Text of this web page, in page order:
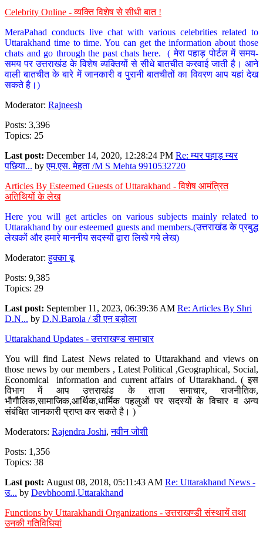
Celebrity Online - व्यक्ति विशेष से सीधी बात !
MeraPahad conducts live chat with various celebrities related to
Uttarakhand time to time. You can get the information about those
chats and go through the past chats here. ( मेरा पहाड़ पोर्टल में समय-
समय पर उत्तराखंड के विशेष व्यक्तियों से सीधे बातचीत करवाई जाती है। आने
वाली बातचीत के बारे में जानकारी व पुरानी बातचीतों का विवरण आप यहां देख
सकते है।)
Moderator: Rajneesh
Posts: 3,396
Topics: 25
Last post: December 14, 2020, 12:28:24 PM Re: म्यर पहाड़ म्यर
पछिया... byएम.एस. मेहता /M S Mehta 9910532720
Articles By Esteemed Guests of Uttarakhand - विशेष आमंत्रित
अतिथियों के लेख
Here you will get articles on various subjects mainly related to
Uttarakhand by our esteemed guests and members.(उत्तराखंड के प्रबुद्ध
लेखकों और हमारे माननीय सदस्यों द्वारा लिखे गये लेख)
Moderator:हुक्का बू
Posts: 9,385
Topics: 29
Last post: September 11, 2023, 06:39:36 AM Re: Articles By Shri
D.N... by D.N.Barola / डी एन बड़ोला
Uttarakhand Updates - उत्तराखण्ड समाचार
You will find Latest News related to Uttarakhand and views on
those news by our members , Latest Political ,Geographical, Social,
Economical information and current affairs of Uttarakhand. ( इस
विभाग में आप उत्तराखंड के ताजा समाचार, राजनीतिक,
भौगौलिक,सामाजिक,आर्थिक,धार्मिक पहलुओं पर सदस्यों के विचार व अन्य
संबंधित जानकारी प्राप्त कर सकते है। )
Moderators: Rajendra Joshi,नवीन जोशी
Posts: 1,356
Topics: 38
Last post: August 08, 2018, 05:11:43 AM Re: Uttarakhand News -
उ... by Devbhoomi,Uttarakhand
Functions by Uttarakhandi Organizations - उत्तराखण्डी संस्थायें तथा
उनकी गतिविधियां